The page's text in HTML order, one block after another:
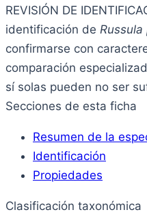
REVISIÓN DE
identificación de Russula
confirmarse con
comparación
sí solas pueden no ser
Secciones de esta ficha
Resumen de la
Identificación
Propiedades
Clasificación taxonómica